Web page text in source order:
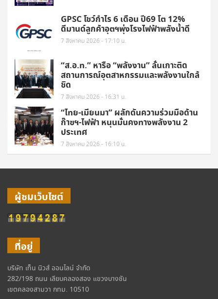
GPSC โชว์กำไร 6 เดือน ปี69 โต 12%
ดีมานด์ลูกค้าอุตฯพุ่งโรงไฟฟ้าพลังน้ำดี
7 สิงหาคม 2026 - 17:10 น.
“ส.อ.ท.” หารือ “พลังงาน” ลั่นเกาะติด
สถานการณ์อุตสาหกรรมและพลังงานใกล้
ชิด
7 สิงหาคม 2026 - 16:31 น.
“ไทย-เมียนมา” ผลักดันความร่วมมือด้าน
ก๊าซฯ-ไฟฟ้า หนุนมั่นคงทางพลังงาน 2
ประเทศ
7 สิงหาคม 2026 - 16:10 น.
ผู้ชมเว็บไซต์
ที่อยู่
บริษัท เท็น นิวส์ ออนไลน์ จำกัด
282/198 ถนน เลียบคลองสอง แขวงบางชัน
เขตคลองสามวา กทม. 10510